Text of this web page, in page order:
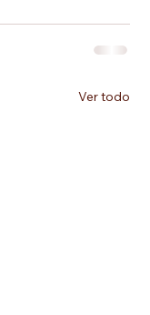
Ver todo